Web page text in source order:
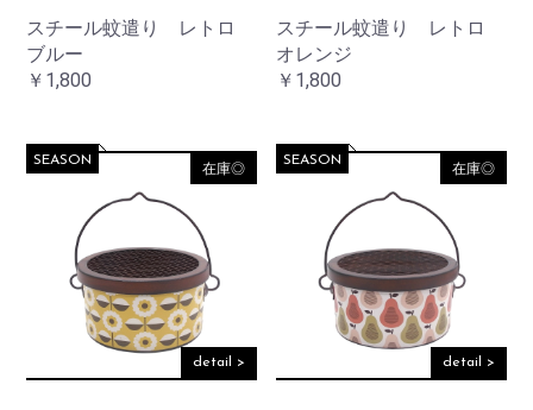
スチール蚊遣り レトロ
ブルー
￥1,800
スチール蚊遣り レトロ
オレンジ
￥1,800
在庫◎
detail >
SEASON 在庫◎
detail >
SEASON